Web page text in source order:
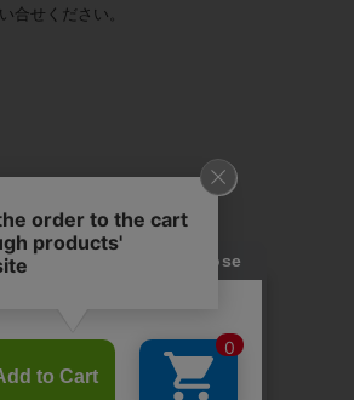
合せください。